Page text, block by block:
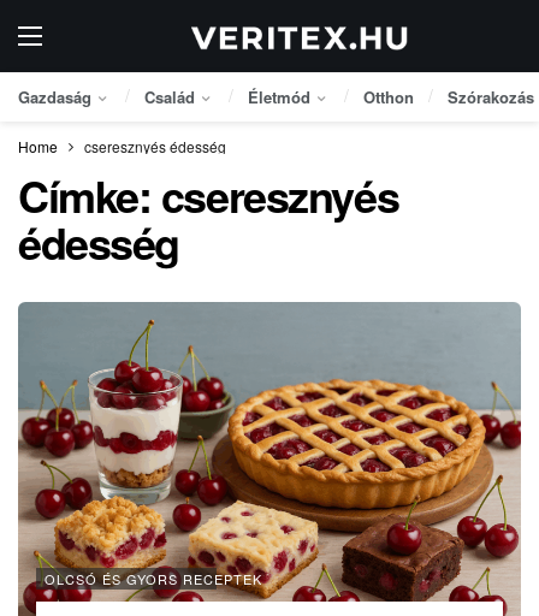
Gazdaság Család Életmód Otthon Szórakozás
Home cseresznyés édesség
Címke: cseresznyés
édesség
OLCSÓ ÉS GYORS RECEPTEK